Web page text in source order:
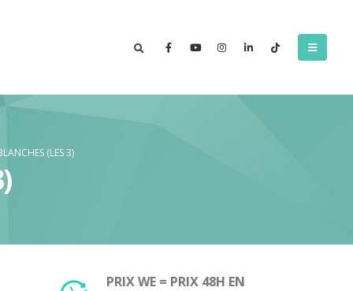
(LES 3)
PRIX WE = PRIX 48H EN